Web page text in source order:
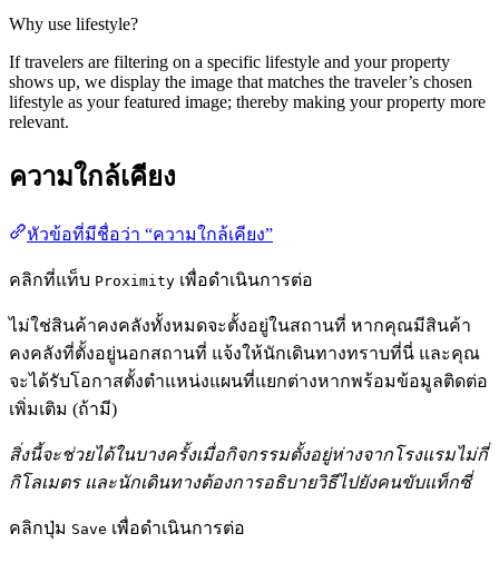
Why use lifestyle?
If travelers are filtering on a specific lifestyle and your property
shows up, we display the image that matches the traveler’s chosen
lifestyle as your featured image; thereby making your property more
relevant.
ความใกล้เคียง
หัวข้อที่มีชื่อว่า “ความใกล้เคียง”
คลิกที่แท็บ Proximity เพื่อดำเนินการต่อ
ไม่ใช่สินค้าคงคลังทั้งหมดจะตั้งอยู่ในสถานที่ หากคุณมีสินค้า
คงคลังที่ตั้งอยู่นอกสถานที่ แจ้งให้นักเดินทางทราบที่นี่ และคุณ
จะได้รับโอกาสตั้งตำแหน่งแผนที่แยกต่างหากพร้อมข้อมูลติดต่อ
เพิ่มเติม (ถ้ามี)
สิ่งนี้จะช่วยได้ในบางครั้งเมื่อกิจกรรมตั้งอยู่ห่างจากโรงแรมไม่กี่
กิโลเมตร และนักเดินทางต้องการอธิบายวิธีไปยังคนขับแท็กซี่
คลิกปุ่ม Save เพื่อดำเนินการต่อ